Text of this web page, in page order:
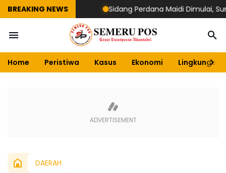
BREAKING NEWS Sidang Perdana Maidi Dimulai,
Home Peristiwa Kasus Ekonomi Lingkungan
DAERAH